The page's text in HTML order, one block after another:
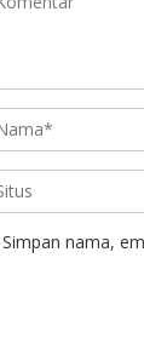
Simpan nama,